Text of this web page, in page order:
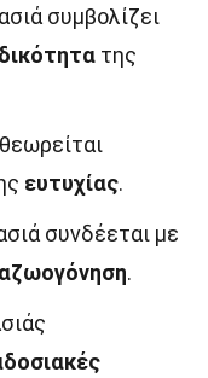
συμβολίζει
της
ευτυχίας.
συνδέεται με
.